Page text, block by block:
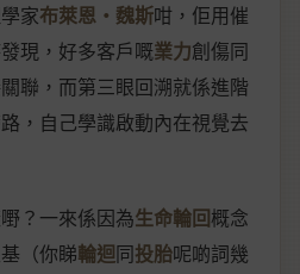
家布萊恩‧魏斯咁，佢用催
現，好多客戶嘅業力創傷同
聯，而第三眼回溯就係進階
，自己學識啟動內在視覺去
？一來係因為生命輪回概念
（你睇輪迴同投胎呢啲詞幾